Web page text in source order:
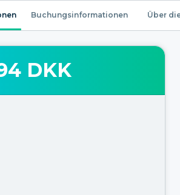
Buchungsinformationen Über
DKK